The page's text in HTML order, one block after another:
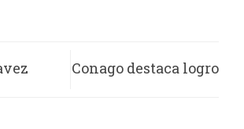
Conago destaca logro